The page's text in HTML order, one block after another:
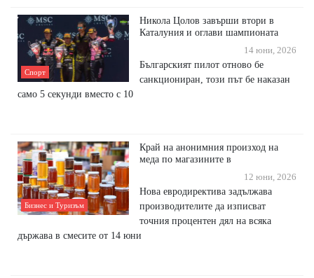
Спорт
Никола Цолов завърши втори в
Каталуния и оглави шампионата
14 юни, 2026
Българският пилот отново бе
санкциониран, този път бе наказан
само 5 секунди вместо с 10
Бизнес и Туризъм
Край на анонимния произход на
меда по магазините в
12 юни, 2026
Нова евродиректива задължава
производителите да изписват
точния процентен дял на всяка
държава в смесите от 14 юни